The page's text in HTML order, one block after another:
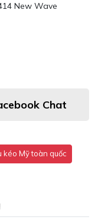
New Wave
Chat
kéo Mỹ toàn quốc